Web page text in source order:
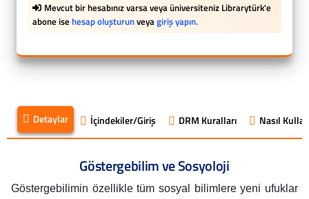
Mevcut bir hesabınız varsa veya üniversiteniz Librarytürk'e
abone ise hesap oluşturunveyagiriş yapın.
Detaylar İçindekiler/Giriş DRM Kuralları Nasıl
Göstergebilim ve Sosyoloji
Göstergebilimin özellikle tüm sosyal bilimlere yeni ufuklar